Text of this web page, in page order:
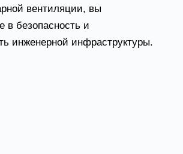
вентиляции, вы
в безопасность и
инженерной инфраструктуры.